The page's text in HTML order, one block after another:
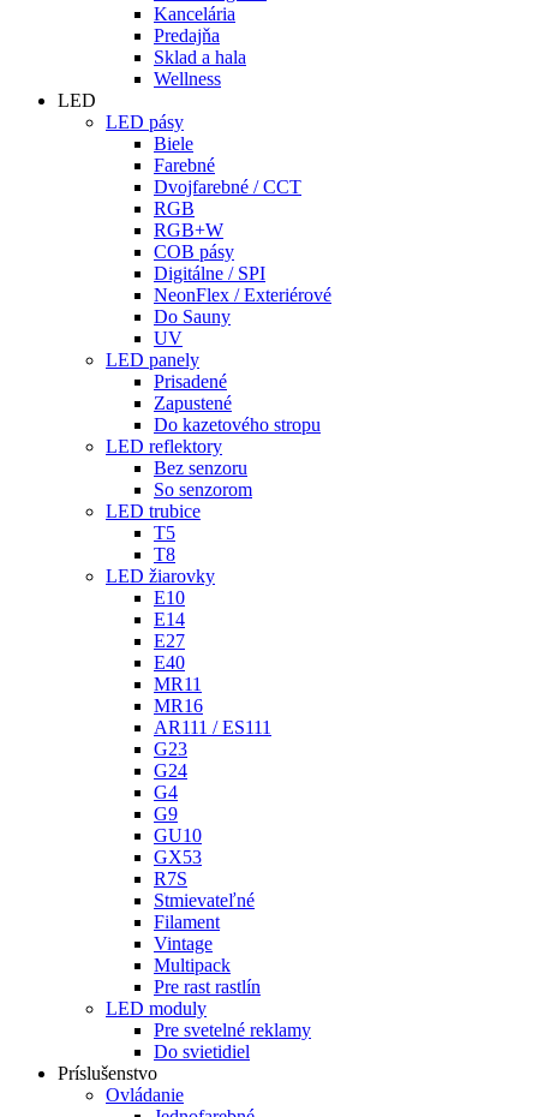
Kancelária
Predajňa
Sklad a hala
Wellness
LED
LED pásy
Biele
Farebné
Dvojfarebné / CCT
RGB
RGB+W
COB pásy
Digitálne / SPI
NeonFlex / Exteriérové
Do Sauny
UV
LED panely
Prisadené
Zapustené
Do kazetového stropu
LED reflektory
Bez senzoru
So senzorom
LED trubice
T5
T8
LED žiarovky
E10
E14
E27
E40
MR11
MR16
AR111 / ES111
G23
G24
G4
G9
GU10
GX53
R7S
Stmievateľné
Filament
Vintage
Multipack
Pre rast rastlín
LED moduly
Pre svetelné reklamy
Do svietidiel
Príslušenstvo
Ovládanie